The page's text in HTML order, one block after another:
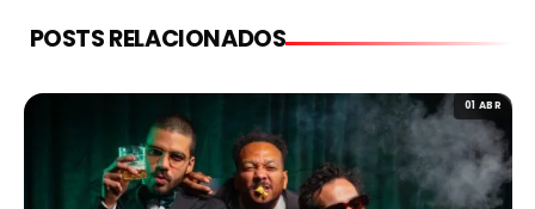
POSTS RELACIONADOS
01 ABR